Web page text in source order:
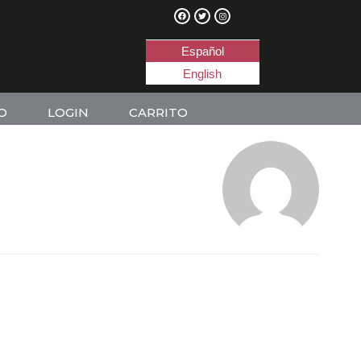
Español
English
LOGIN CARRITO